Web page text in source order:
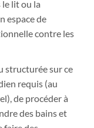
lit ou la
espace de
contre les
structurée sur ce
requis (au
de procéder à
des bains et